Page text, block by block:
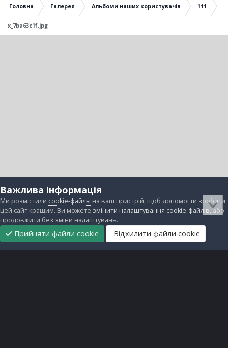
Головна Галерея Альбоми наших користувачів 111
x_7ba63c1f.jpg
Важлива інформація
Ми розмістили cookie-файлы на ваш пристрій, щоб допомогти зробити
цей сайт кращим. Ви можете змінити налаштування cookie-файлів, або
продовжити без зміни налаштувань.
Прийняти файли cookie Відхилити файли cookie
Головна
Підтримати
нас
Прибрати
рекламу
Завантаження Непрочитані Реєстрація